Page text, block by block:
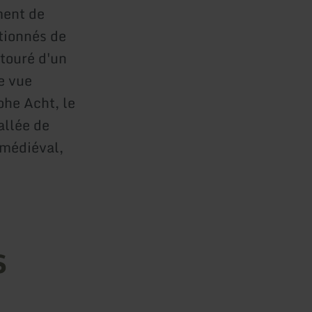
de
de
d'un
vue
Acht, le
de